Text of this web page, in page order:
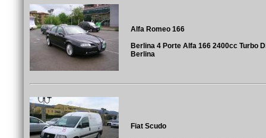
Alfa Romeo 166
Berlina 4 Porte Alfa 166 2400cc Turbo
Berlina
Fiat Scudo